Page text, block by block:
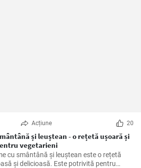
Acțiune 20
și leuștean - o rețetă ușoară și
vegetarieni
cu smântână și leuștean este o rețetă
și delicioasă. Este potrivită pentru